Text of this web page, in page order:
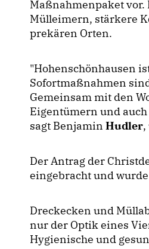
Maßnahmenpaket
Mülleimern, stärkere
prekären Orten.
"Hohenschönhausen
Sofortmaßnahmen
Gemeinsam mit den
Eigentümern und
sagt Benjamin Hudler
Der Antrag der
eingebracht und
Dreckecken und
nur der Optik eines
Hygienische und